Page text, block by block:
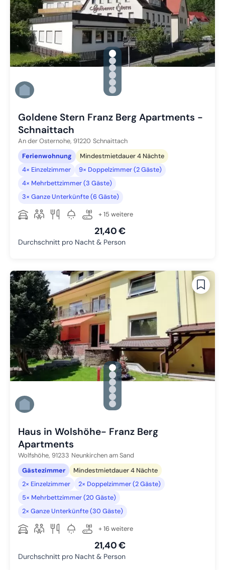
gallery.slide_selector
Zu Slide 1 wechseln
Zu Slide 2 wechseln
Zu Slide 3 wechseln
Zu Slide 4 wechseln
Zu Slide 5 wechseln
Zu Slide 6 wechseln
Goldene Stern Franz Berg Apartments -
Schnaittach
An der Osternohe, 91220 Schnaittach
Ferienwohnung
Mindestmietdauer 4 Nächte
4× Einzelzimmer
9× Doppelzimmer (2 Gäste)
4× Mehrbettzimmer (3 Gäste)
3× Ganze Unterkünfte (6 Gäste)
+ 15 weitere
21,40 €
Durchschnitt pro Nacht & Person
gallery.slide_selector
Zu Slide 1 wechseln
Zu Slide 2 wechseln
Zu Slide 3 wechseln
Zu Slide 4 wechseln
Zu Slide 5 wechseln
Zu Slide 6 wechseln
Haus in Wolshöhe- Franz Berg
Apartments
Wolfshöhe, 91233 Neunkirchen am Sand
Gästezimmer
Mindestmietdauer 4 Nächte
2× Einzelzimmer
2× Doppelzimmer (2 Gäste)
5× Mehrbettzimmer (20 Gäste)
2× Ganze Unterkünfte (30 Gäste)
+ 16 weitere
21,40 €
Durchschnitt pro Nacht & Person